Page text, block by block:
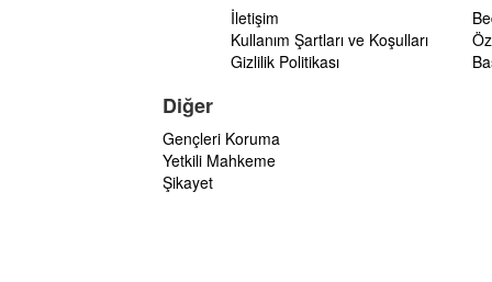
İletişim
Kullanım Şartları ve Koşulları
Gizlilik Politikası
Diğer
Gençleri Koruma
Yetkili Mahkeme
Şikayet